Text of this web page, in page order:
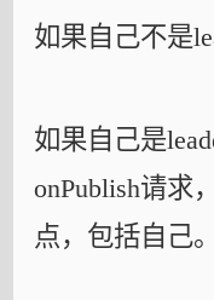
如果自己不是
如果自己是
onPublish请求
点，包括自己。